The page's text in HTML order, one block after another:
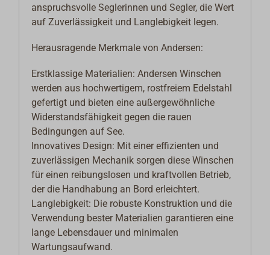
anspruchsvolle Seglerinnen und Segler, die Wert
auf Zuverlässigkeit und Langlebigkeit legen.
Herausragende Merkmale von Andersen:
Erstklassige Materialien: Andersen Winschen
werden aus hochwertigem, rostfreiem Edelstahl
gefertigt und bieten eine außergewöhnliche
Widerstandsfähigkeit gegen die rauen
Bedingungen auf See.
Innovatives Design: Mit einer effizienten und
zuverlässigen Mechanik sorgen diese Winschen
für einen reibungslosen und kraftvollen Betrieb,
der die Handhabung an Bord erleichtert.
Langlebigkeit: Die robuste Konstruktion und die
Verwendung bester Materialien garantieren eine
lange Lebensdauer und minimalen
Wartungsaufwand.